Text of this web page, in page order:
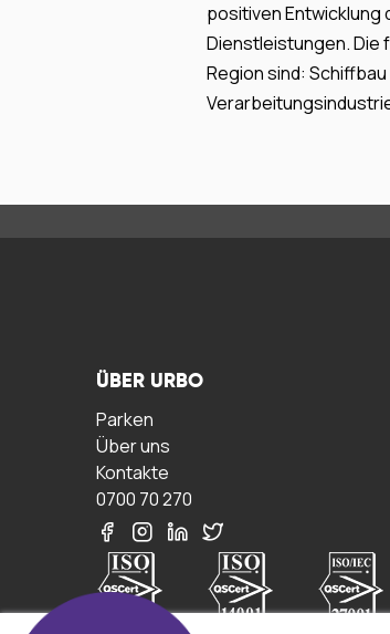
positiven Entwicklung
Dienstleistungen. Die
Region sind:
ÜBER URBO
Parken
Über uns
Kontakte
0700 70 270